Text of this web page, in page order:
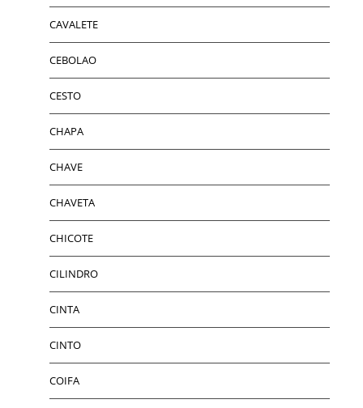
CAVALETE
CEBOLAO
CESTO
CHAPA
CHAVE
CHAVETA
CHICOTE
CILINDRO
CINTA
CINTO
COIFA